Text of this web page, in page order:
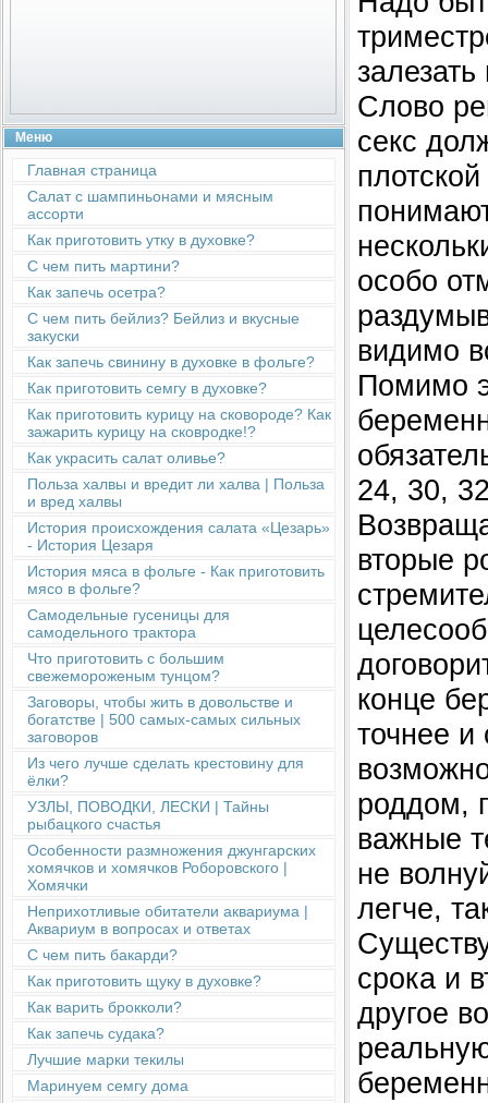
Меню
Главная страница
Салат с шампиньонами и мясным
ассорти
Как приготовить утку в духовке?
С чем пить мартини?
Как запечь осетра?
С чем пить бейлиз? Бейлиз и вкусные
закуски
Как запечь свинину в духовке в фольге?
Как приготовить семгу в духовке?
Как приготовить курицу на сковороде? Как
зажарить курицу на сковродке!?
Как украсить салат оливье?
Польза халвы и вредит ли халва | Польза
и вред халвы
История происхождения салата «Цезарь»
- История Цезаря
История мяса в фольге - Как приготовить
мясо в фольге?
Cамодельные гусеницы для
самодельного трактора
Что приготовить с большим
свежемороженым тунцом?
Заговоры, чтобы жить в довольстве и
богатстве | 500 самых-самых сильных
заговоров
Из чего лучше сделать крестовину для
ёлки?
УЗЛЫ, ПОВОДКИ, ЛЕСКИ | Тайны
рыбацкого счастья
Особенности размножения джунгарских
хомячков и хомячков Роборовского |
Хомячки
Неприхотливые обитатели аквариума |
Аквариум в вопросах и ответах
С чем пить бакарди?
Как приготовить щуку в духовке?
Как варить брокколи?
Как запечь судака?
Лучшие марки текилы
Маринуем семгу дома
Слово
секс
особо
видимо
Помимо
24, 30,
вторые
конце
точнее
роддом,
важные
не
легче,
срока и
другое